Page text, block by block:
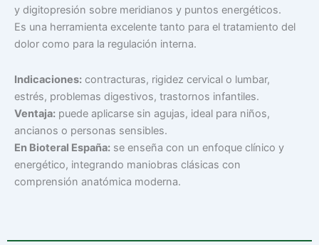
y digitopresión sobre meridianos y puntos energéticos.
Es una herramienta excelente tanto para el tratamiento del
dolor como para la regulación interna.
Indicaciones: contracturas, rigidez cervical o lumbar,
estrés, problemas digestivos, trastornos infantiles.
Ventaja: puede aplicarse sin agujas, ideal para niños,
ancianos o personas sensibles.
En Bioteral España: se enseña con un enfoque clínico y
energético, integrando maniobras clásicas con
comprensión anatómica moderna.